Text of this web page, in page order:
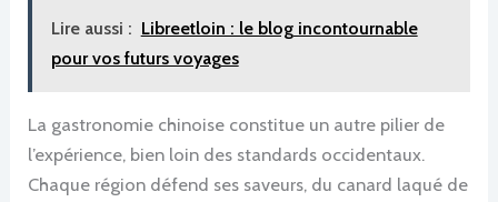
Lire aussi : Libreetloin : le blog incontournable
pour vos futurs voyages
La gastronomie chinoise constitue un autre pilier de
l’expérience, bien loin des standards occidentaux.
Chaque région défend ses saveurs, du canard laqué de